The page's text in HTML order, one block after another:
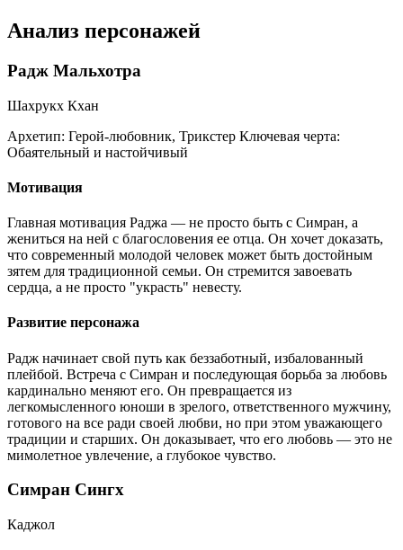
Анализ персонажей
Радж Мальхотра
Шахрукх Кхан
Архетип: Герой-любовник, Трикстер Ключевая черта:
Обаятельный и настойчивый
Мотивация
Главная мотивация Раджа — не просто быть с Симран, а
жениться на ней с благословения ее отца. Он хочет доказать,
что современный молодой человек может быть достойным
зятем для традиционной семьи. Он стремится завоевать
сердца, а не просто "украсть" невесту.
Развитие персонажа
Радж начинает свой путь как беззаботный, избалованный
плейбой. Встреча с Симран и последующая борьба за любовь
кардинально меняют его. Он превращается из
легкомысленного юноши в зрелого, ответственного мужчину,
готового на все ради своей любви, но при этом уважающего
традиции и старших. Он доказывает, что его любовь — это не
мимолетное увлечение, а глубокое чувство.
Симран Сингх
Каджол